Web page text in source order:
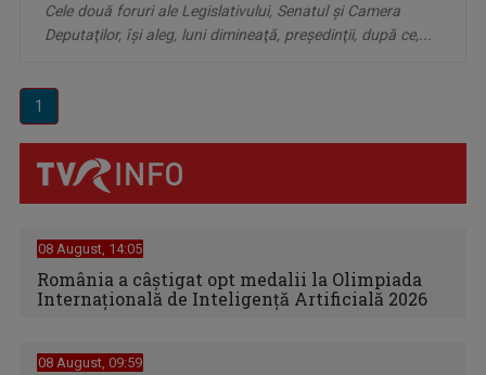
Cele două foruri ale Legislativului, Senatul şi Camera
Deputaţilor, îşi aleg, luni dimineaţă, preşedinţii, după ce,...
1
08 August, 14:05
România a câștigat opt medalii la Olimpiada
Internațională de Inteligență Artificială 2026
08 August, 09:59